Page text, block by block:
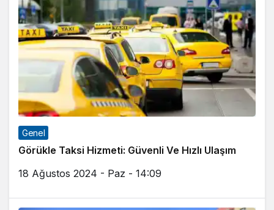
Genel
Görükle Taksi Hizmeti: Güvenli Ve Hızlı Ulaşım
18 Ağustos 2024 - Paz - 14:09